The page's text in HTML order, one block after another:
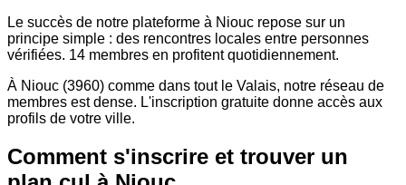
Le succès de notre plateforme à Niouc repose sur un
principe simple : des rencontres locales entre personnes
vérifiées. 14 membres en profitent quotidiennement.
À Niouc (3960) comme dans tout le Valais, notre réseau de
membres est dense. L'inscription gratuite donne accès aux
profils de votre ville.
Comment s'inscrire et trouver un